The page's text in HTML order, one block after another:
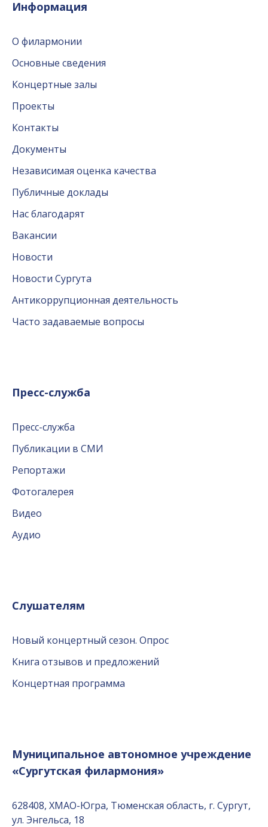
Информация
О филармонии
Основные сведения
Концертные залы
Проекты
Контакты
Документы
Независимая оценка качества
Публичные доклады
Нас благодарят
Вакансии
Новости
Новости Сургута
Антикоррупционная деятельность
Часто задаваемые вопросы
Пресс-служба
Пресс-служба
Публикации в СМИ
Репортажи
Фотогалерея
Видео
Аудио
Слушателям
Новый концертный сезон. Опрос
Книга отзывов и предложений
Концертная программа
Муниципальное автономное учреждение
«Сургутская филармония»
628408, ХМАО-Югра, Тюменская область, г. Сургут,
ул. Энгельса, 18